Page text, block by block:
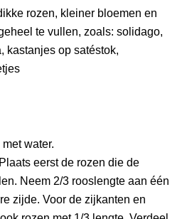
rozen, kleiner bloemen en
te vullen, zoals: solidago,
kastanjes op satéstok,
water.
eerst de rozen die de
Neem 2/3 rooslengte aan één
zijde. Voor de zijkanten en